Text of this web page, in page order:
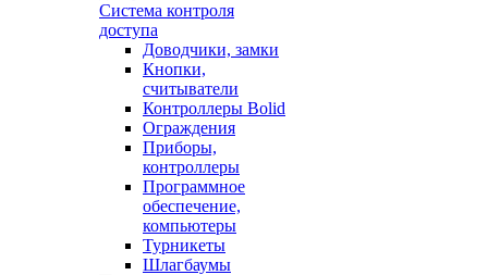
Система контроля
доступа
Доводчики, замки
Кнопки,
считыватели
Контроллеры Bolid
Ограждения
Приборы,
контроллеры
Программное
обеспечение,
компьютеры
Турникеты
Шлагбаумы